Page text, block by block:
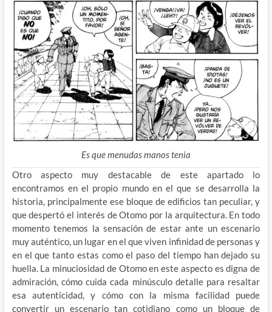
Es que menudas manos tenia
Otro aspecto muy destacable de este apartado lo
encontramos en el propio mundo en el que se desarrolla la
historia, principalmente ese bloque de edificios tan peculiar, y
que despertó el interés de Otomo por la arquitectura. En todo
momento tenemos la sensación de estar ante un escenario
muy auténtico, un lugar en el que viven infinidad de personas y
en el que tanto estas como el paso del tiempo han dejado su
huella. La minuciosidad de Otomo en este aspecto es digna de
admiración, cómo cuida cada minúsculo detalle para resaltar
esa autenticidad, y cómo con la misma facilidad puede
convertir un escenario tan cotidiano como un bloque de